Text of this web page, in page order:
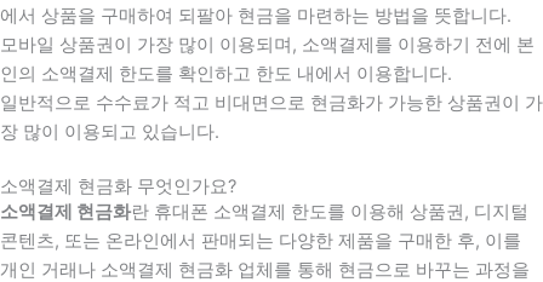
에서 상품을 구매하여 되팔아 현금을 마련하는 방법을 뜻합니다.
모바일 상품권이 가장 많이 이용되며, 소액결제를 이용하기 전에 본
인의 소액결제 한도를 확인하고 한도 내에서 이용합니다.
일반적으로 수수료가 적고 비대면으로 현금화가 가능한 상품권이 가
장 많이 이용되고 있습니다.
소액결제 현금화 무엇인가요?
소액결제 현금화란 휴대폰 소액결제 한도를 이용해 상품권, 디지털
콘텐츠, 또는 온라인에서 판매되는 다양한 제품을 구매한 후, 이를
개인 거래나 소액결제 현금화 업체를 통해 현금으로 바꾸는 과정을